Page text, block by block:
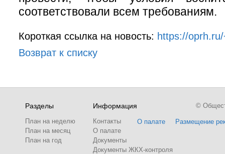
соответствовали всем требованиям.
Короткая ссылка на новость: https://
Возврат к списку
Разделы
План на неделю
План на месяц
План на год
Информация
Контакты
О палате
Документы
Документы ЖКХ-контроля
О палате Размещение
©